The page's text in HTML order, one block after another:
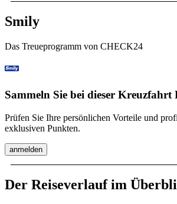
Smily
Das Treueprogramm von CHECK24
Sammeln Sie bei dieser Kreuzfahrt
Prüfen Sie Ihre persönlichen Vorteile und
exklusiven Punkten.
anmelden
Der Reiseverlauf im